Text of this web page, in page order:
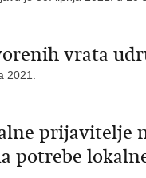
vrata
prijavitelje
potrebe